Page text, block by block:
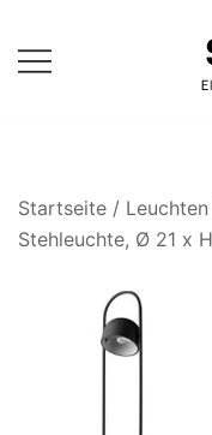
zum
Inhalt
Startseite / Leuchten
Stehleuchte, Ø 21 x